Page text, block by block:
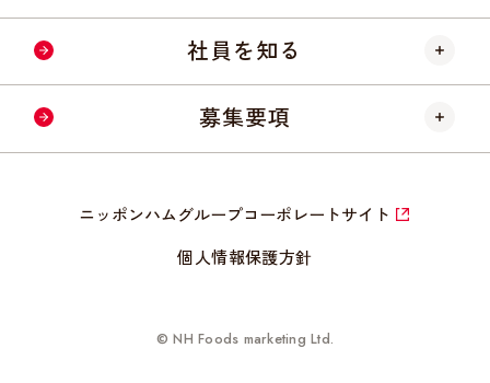
会社概要
仕事内容
研修制度
社員を知る
社員インタビュー
クロストーク
募集要項
採用募集要項
ニッポンハムグループコーポレートサイト
個人情報保護方針
© NH Foods marketing Ltd.